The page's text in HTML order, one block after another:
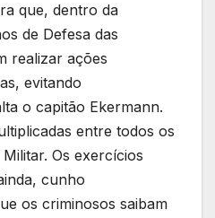
que, dentro da
de Defesa das
realizar ações
evitando
o capitão Ekermann.
entre todos os
Os exercícios
cunho
os criminosos saibam